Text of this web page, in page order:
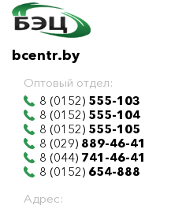
bcentr.by
Оптовый отдел:
8 (0152) 555-103
8 (0152) 555-104
8 (0152) 555-105
8 (029) 889-46-41
8 (044) 741-46-41
8 (0152) 654-888
Адрес: